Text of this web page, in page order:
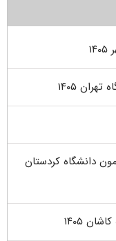
۱۴۰۵
دانشگاه کردستان
۱۴۰۵